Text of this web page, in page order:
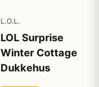
L.O.L.
LOL Surprise
Winter Cottage
Dukkehus